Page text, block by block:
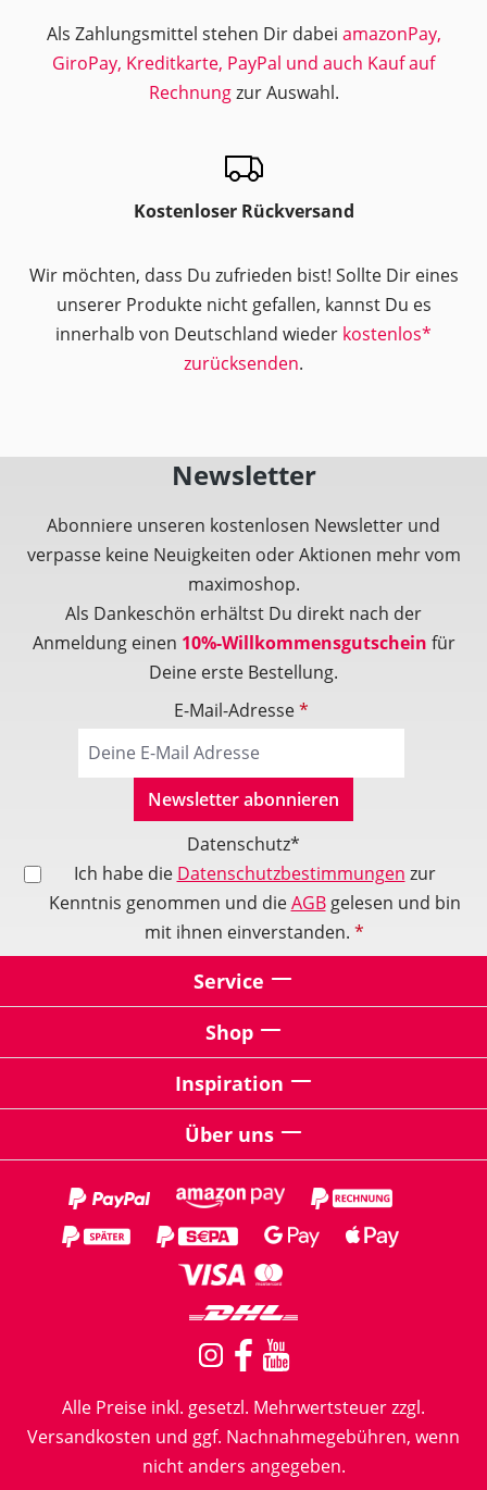
Als Zahlungsmittel stehen Dir dabei amazonPay,
GiroPay, Kreditkarte, PayPal und auch Kauf auf
Rechnungzur Auswahl.
Kostenloser Rückversand
Wir möchten, dass Du zufrieden bist! Sollte Dir eines
unserer Produkte nicht gefallen, kannst Du es
innerhalb von Deutschland wieder kostenlos*
zurücksenden.
Newsletter
Abonniere unseren kostenlosen Newsletter und
verpasse keine Neuigkeiten oder Aktionen mehr vom
maximoshop.
Als Dankeschön erhältst Du direkt nach der
Anmeldung einen 10%-Willkommensgutschein für
Deine erste Bestellung.
E-Mail-Adresse*
Newsletter abonnieren
Datenschutz*
Ich habe die Datenschutzbestimmungen zur
Kenntnis genommen und dieAGBgelesen und bin
mit ihnen einverstanden. *
Service
Shop
Inspiration
Über uns
Alle Preise inkl. gesetzl. Mehrwertsteuer zzgl.
Versandkosten und ggf. Nachnahmegebühren, wenn
nicht anders angegeben.